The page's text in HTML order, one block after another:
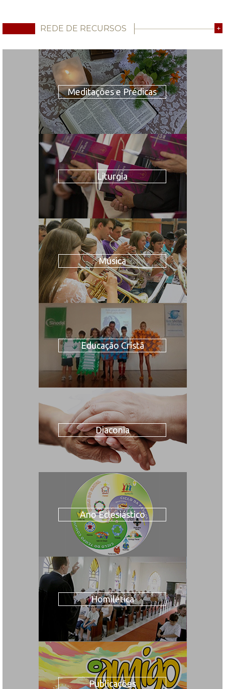
REDE DE RECURSOS +
Meditações e Prédicas
Liturgia
Música
Educação Cristã
Diaconia
Ano Eclesiástico
Homilética
Publicações